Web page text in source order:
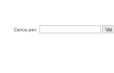
Cerca per: